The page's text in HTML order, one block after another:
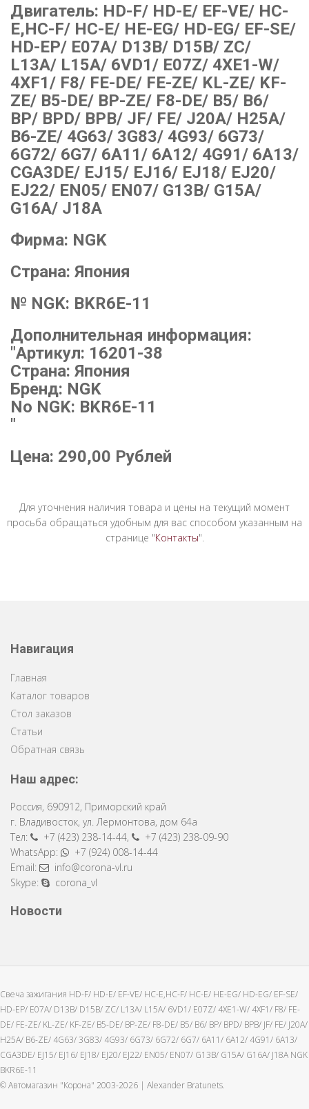
Двигатель: HD-F/ HD-E/ EF-VE/ HC-
E,HC-F/ HC-E/ HE-EG/ HD-EG/ EF-SE/
HD-EP/ E07A/ D13B/ D15B/ ZC/
L13A/ L15A/ 6VD1/ E07Z/ 4XE1-W/
4XF1/ F8/ FE-DE/ FE-ZE/ KL-ZE/ KF-
ZE/ B5-DE/ BP-ZE/ F8-DE/ B5/ B6/
BP/ BPD/ BPB/ JF/ FE/ J20A/ H25A/
B6-ZE/ 4G63/ 3G83/ 4G93/ 6G73/
6G72/ 6G7/ 6A11/ 6A12/ 4G91/ 6A13/
CGA3DE/ EJ15/ EJ16/ EJ18/ EJ20/
EJ22/ EN05/ EN07/ G13B/ G15A/
G16A/ J18A
Фирма: NGK
Страна: Япония
№ NGK: BKR6E-11
Дополнительная информация:
"Артикул: 16201-38
Страна: Япония
Бренд: NGK
No NGK: BKR6E-11
"
Цена: 290,00 Рублей
Для уточнения наличия товара и цены на текущий момент
просьба обращаться удобным для вас способом указанным на
странице "Контакты".
Навигация
Главная
Каталог товаров
Стол заказов
Статьи
Обратная связь
Наш адрес:
Россия, 690912, Приморский край
г. Владивосток, ул. Лермонтова, дом 64a
Тел:
+7 (423) 238-14-44,
+7 (423) 238-09-90
WhatsApp:
+7 (924) 008-14-44
Email:
info@corona-vl.ru
Skype:
corona_vl
Новости
Свеча зажигания HD-F/ HD-E/ EF-VE/ HC-E,HC-F/ HC-E/ HE-EG/ HD-EG/ EF-SE/
HD-EP/ E07A/ D13B/ D15B/ ZC/ L13A/ L15A/ 6VD1/ E07Z/ 4XE1-W/ 4XF1/ F8/ FE-
DE/ FE-ZE/ KL-ZE/ KF-ZE/ B5-DE/ BP-ZE/ F8-DE/ B5/ B6/ BP/ BPD/ BPB/ JF/ FE/ J20A/
H25A/ B6-ZE/ 4G63/ 3G83/ 4G93/ 6G73/ 6G72/ 6G7/ 6A11/ 6A12/ 4G91/ 6A13/
CGA3DE/ EJ15/ EJ16/ EJ18/ EJ20/ EJ22/ EN05/ EN07/ G13B/ G15A/ G16A/ J18A NGK
BKR6E-11
© Автомагазин "Корона" 2003-2026 | Alexander Bratunets.